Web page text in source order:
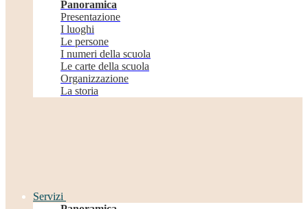
Panoramica
Presentazione
I luoghi
Le persone
I numeri della scuola
Le carte della scuola
Organizzazione
La storia
Servizi